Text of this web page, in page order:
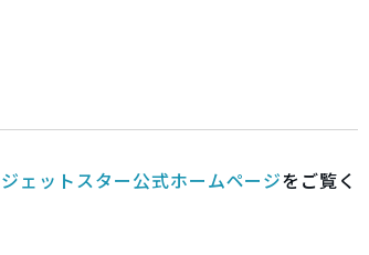
ジェットスター公式ホームページをご覧く